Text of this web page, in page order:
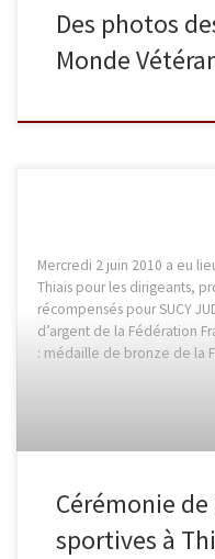
Des photos
Monde
Mercredi 2 juin 2010 a eu
Thiais pour les dirigeants,
récompensés pour SUCY
d’argent de la Fédération
: médaille de bronze de la
Cérémonie
sportives à